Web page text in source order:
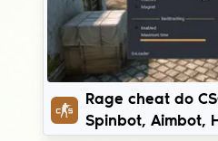
Onetap
Rage cheat do
Spinbot, Aimbot,